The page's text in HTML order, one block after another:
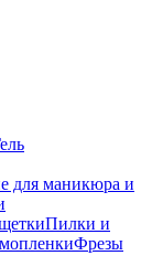
для маникюра и
Пилки и
Фрезы